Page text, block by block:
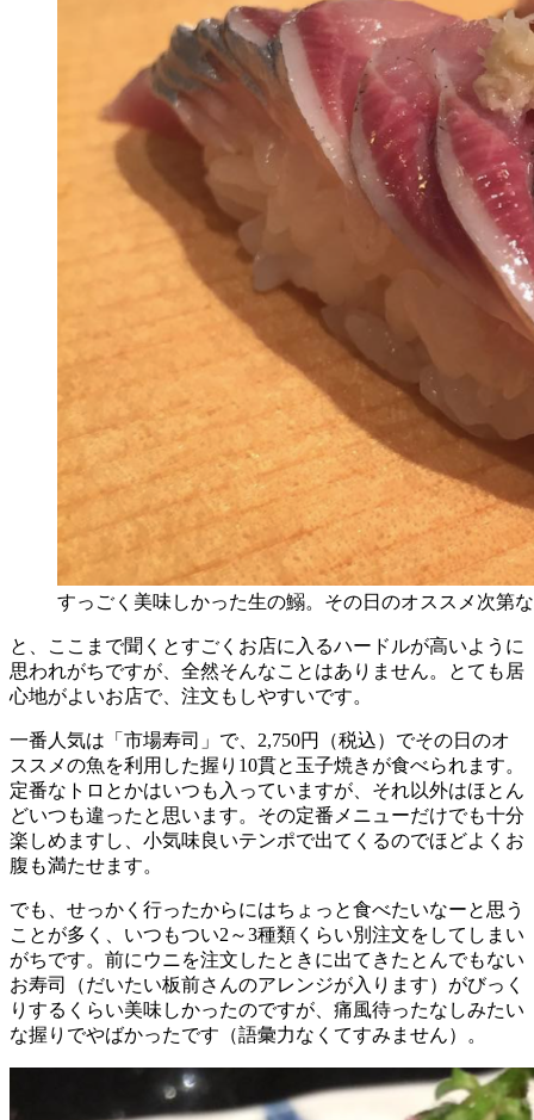
すっごく美味しかった生の鰯。その日のオススメ次第
と、ここまで聞くとすごくお店に入るハードルが高いように
思われがちですが、全然そんなことはありません。とても居
心地がよいお店で、注文もしやすいです。
一番人気は「市場寿司」で、2,750円（税込）でその日のオ
ススメの魚を利用した握り10貫と玉子焼きが食べられます。
定番なトロとかはいつも入っていますが、それ以外はほとん
どいつも違ったと思います。その定番メニューだけでも十分
楽しめますし、小気味良いテンポで出てくるのでほどよくお
腹も満たせます。
でも、せっかく行ったからにはちょっと食べたいなーと思う
ことが多く、いつもつい2～3種類くらい別注文をしてしまい
がちです。前にウニを注文したときに出てきたとんでもない
お寿司（だいたい板前さんのアレンジが入ります）がびっく
りするくらい美味しかったのですが、痛風待ったなしみたい
な握りでやばかったです（語彙力なくてすみません）。